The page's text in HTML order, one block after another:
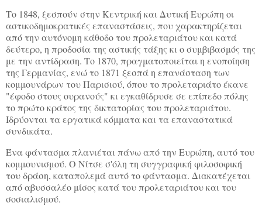
Το 1848, ξεσπούν στην Κεντρική και Δυτική Ευρώπη οι
αστικοδημοκρατικές επαναστάσεις, που χαρακτηρίζεται
από την αυτόνομη κάθοδο του προλεταριάτου και κατά
δεύτερο, η προδοσία της αστικής τάξης κι ο συμβιβασμός της
με την αντίδραση. Το 1870, πραγματοποιείται η ενοποίηση
της Γερμανίας, ενώ το 1871 ξεσπά η επανάσταση των
κομμουνάρων του Παρισιού, όπου το προλεταριάτο έκανε
"έφοδο στους ουρανούς" κι εγκαθίδρυσε σε επίπεδο πόλης
το πρώτο κράτος της δικτατορίας του προλεταριάτου.
Ιδρύονται τα εργατικά κόμματα και τα επαναστατικά
συνδικάτα.
Ένα φάντασμα πλανιέται πάνω από την Ευρώπη, αυτό του
κομμουνισμού. Ο Νίτσε σ'όλη τη συγγραφική φιλοσοφική
του δράση, καταπολεμά αυτό το φάντασμα. Διακατέχεται
από αβυσσαλέο μίσος κατά του προλεταριάτου και του
σοσιαλισμού.